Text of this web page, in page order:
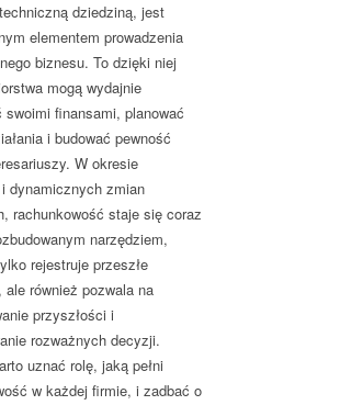
dziedziną, jest
elementem prowadzenia
biznesu. To dzięki niej
mogą wydajnie
swoimi finansami, planować
i budować pewność
W okresie
dynamicznych zmian
rachunkowość staje się coraz
narzędziem,
rejestruje przeszłe
ale również pozwala na
przyszłości i
rozważnych decyzji.
uznać rolę, jaką pełni
w każdej firmie, i zadbać o